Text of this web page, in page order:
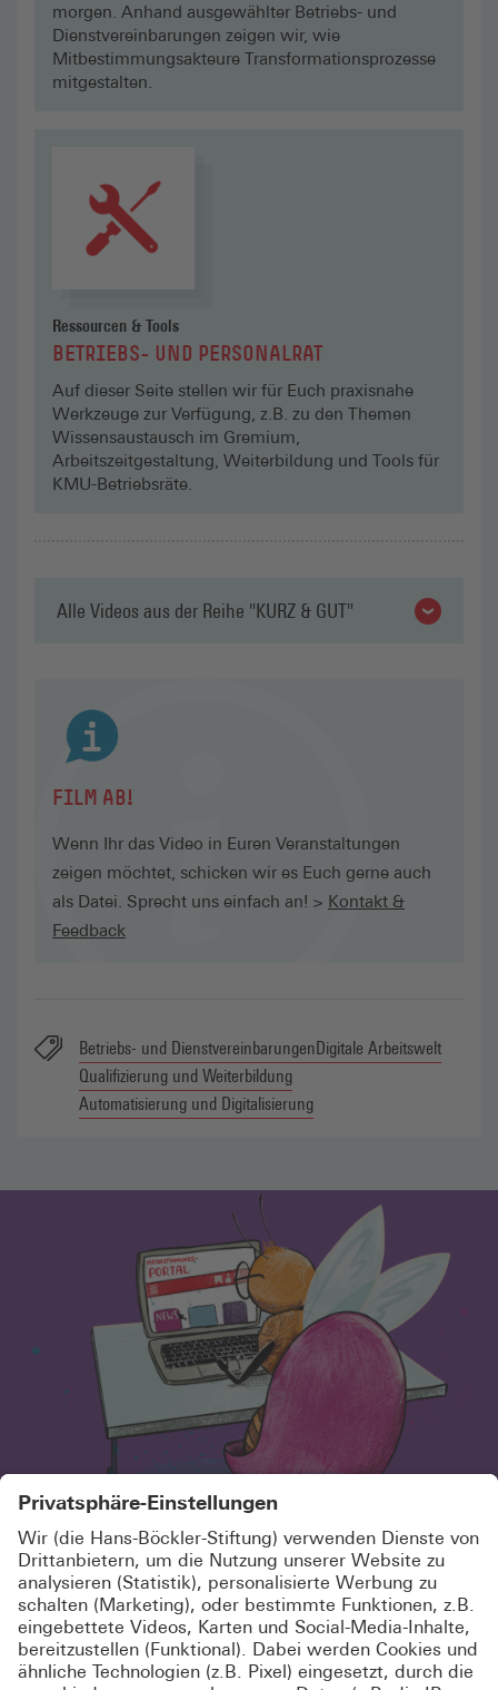
morgen. Anhand ausgewählter Betriebs- und
Dienstvereinbarungen zeigen wir, wie
Mitbestimmungsakteure Transformationsprozesse
mitgestalten.
Ressourcen & Tools
BETRIEBS- UND PERSONALRAT
Auf dieser Seite stellen wir für Euch praxisnahe
Werkzeuge zur Verfügung, z.B. zu den Themen
Wissensaustausch im Gremium,
Arbeitszeitgestaltung, Weiterbildung und Tools für
KMU-Betriebsräte.
Alle Videos aus der Reihe "KURZ & GUT"
FILM AB!
Wenn Ihr das Video in Euren Veranstaltungen
zeigen möchtet, schicken wir es Euch gerne auch
als Datei. Sprecht uns einfach an! > Kontakt &
Feedback
Betriebs- und DienstvereinbarungenDigitale Arbeitswelt
Qualifizierung und Weiterbildung
Automatisierung und Digitalisierung
SCHÖN, DASS DU HIER BIST!
MELDE DICH KOSTENLOS AN UND
ABONNIERE UNSEREN
NEWSLETTER